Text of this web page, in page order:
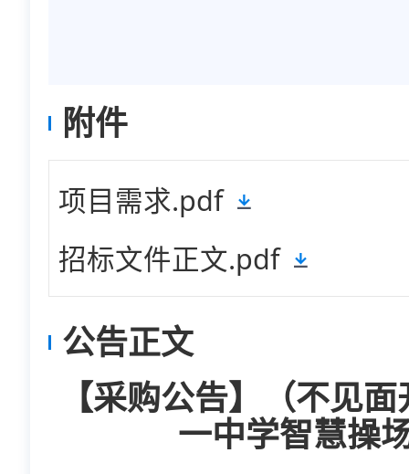
附件
项目需求.pdf
招标文件正文.pdf
公告正文
【采购公告】（不见
一中学智慧操